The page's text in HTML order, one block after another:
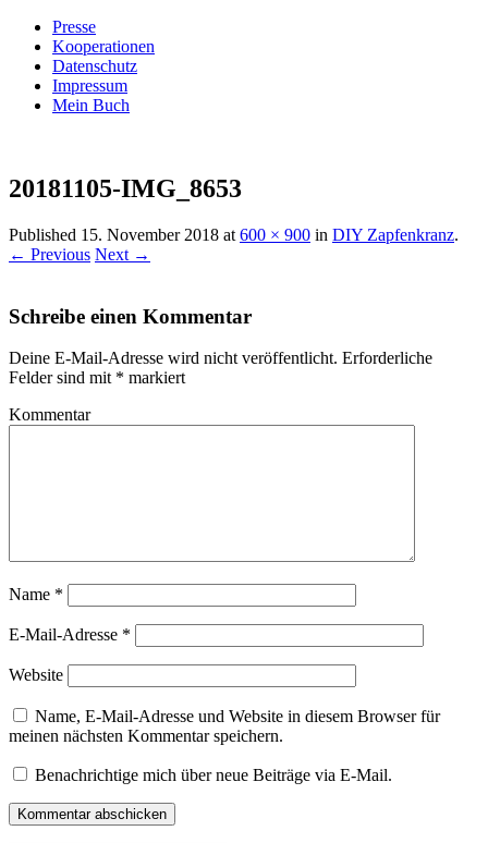
Presse
Kooperationen
Datenschutz
Impressum
Mein Buch
Villa König
20181105-IMG_8653
Published 15. November 2018 at 600 × 900 in DIY Zapfenkranz.
← Previous Next →
Schreibe einen Kommentar
Deine E-Mail-Adresse wird nicht veröffentlicht. Erforderliche
Felder sind mit * markiert
Kommentar
Name *
E-Mail-Adresse *
Website
Name, E-Mail-Adresse und Website in diesem Browser für
meinen nächsten Kommentar speichern.
Benachrichtige mich über neue Beiträge via E-Mail.